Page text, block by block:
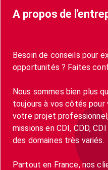
A propos de
Besoin de conseils pour
opportunités ? Faites
Nous sommes bien plus
toujours à vos côtés pour
votre projet
missions en CDI, CDD,
des domaines très variés.
Partout en France, nos